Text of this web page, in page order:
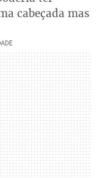
cabeçada mas